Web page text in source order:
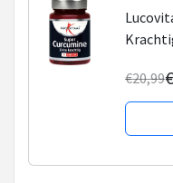
€20,99